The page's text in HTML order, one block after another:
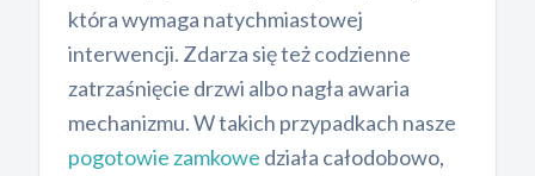
która wymaga natychmiastowej
interwencji. Zdarza się też codzienne
zatrzaśnięcie drzwi albo nagła awaria
mechanizmu. W takich przypadkach nasze
pogotowie zamkowe działa całodobowo,